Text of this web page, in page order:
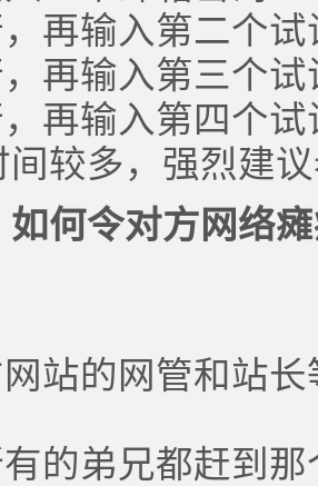
再输入第二个试
再输入第三个试
，再输入第四个
间较多，强烈建
如何令对方网络
站的网管和站
的弟兄都赶到